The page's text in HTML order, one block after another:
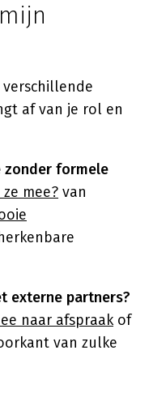
af van je rol en
zonder formele
mee? van
externe partners?
naar afspraakof
van zulke